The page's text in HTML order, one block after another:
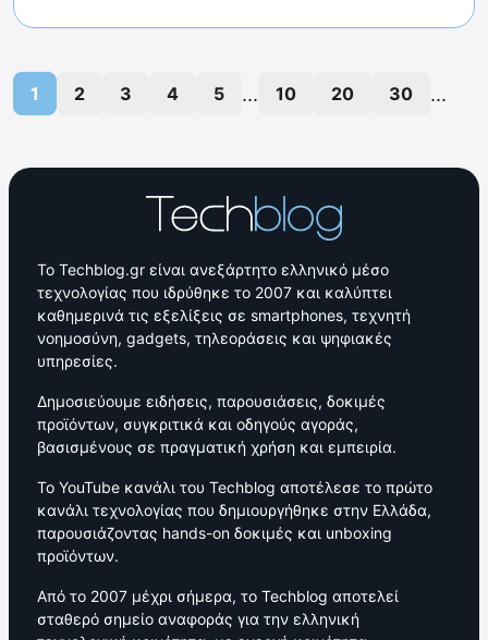
1 2 3 4 5 ... 10 20 30 ...
Το Techblog.gr είναι ανεξάρτητο ελληνικό μέσο
τεχνολογίας που ιδρύθηκε το 2007 και καλύπτει
καθημερινά τις εξελίξεις σε smartphones, τεχνητή
νοημοσύνη, gadgets, τηλεοράσεις και ψηφιακές
υπηρεσίες.
Δημοσιεύουμε ειδήσεις, παρουσιάσεις, δοκιμές
προϊόντων, συγκριτικά και οδηγούς αγοράς,
βασισμένους σε πραγματική χρήση και εμπειρία.
Το YouTube κανάλι του Techblog αποτέλεσε το πρώτο
κανάλι τεχνολογίας που δημιουργήθηκε στην Ελλάδα,
παρουσιάζοντας hands-on δοκιμές και unboxing
προϊόντων.
Από το 2007 μέχρι σήμερα, το Techblog αποτελεί
σταθερό σημείο αναφοράς για την ελληνική